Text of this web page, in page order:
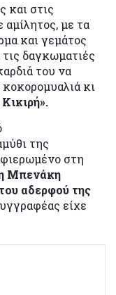
και στις
με τα
και γεμάτος
τις δαγκωματιές
του να
κι
της
στη
Μπενάκη
αδερφού της
είχε